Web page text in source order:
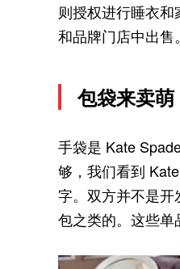
则授权进行睡衣
和品牌门店中出售。
包袋来卖萌
手袋是 Kate
够，我们看到
字。双方并不是
包之类的。这些单